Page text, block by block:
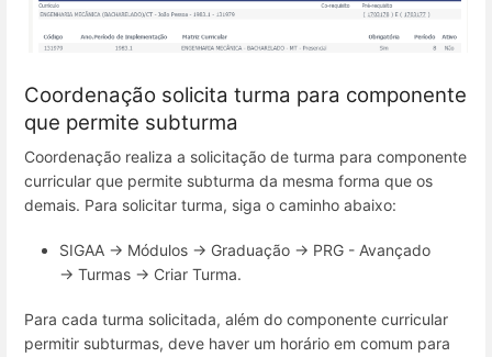
Coordenação solicita turma para componente
que permite subturma
Coordenação realiza a solicitação de turma para componente
curricular que permite subturma da mesma forma que os
demais. Para solicitar turma, siga o caminho abaixo:
SIGAA → Módulos → Graduação → PRG - Avançado
→ Turmas → Criar Turma.
Para cada turma solicitada, além do componente curricular
permitir subturmas, deve haver um horário em comum para